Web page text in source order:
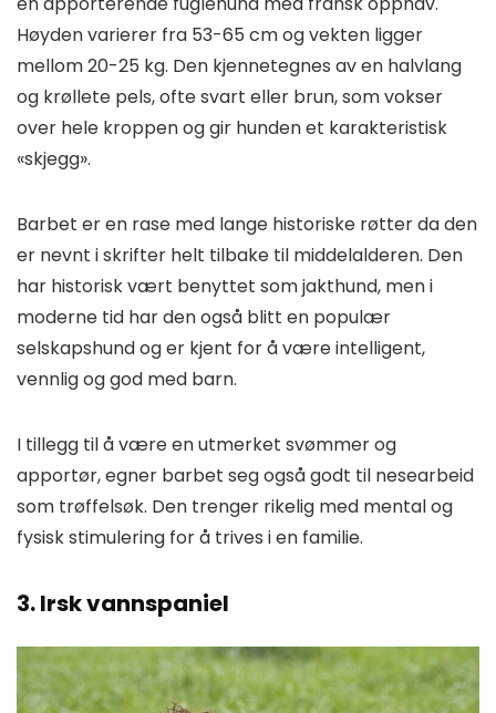
Høyden varierer fra 53-65 cm og vekten ligger
mellom 20-25 kg. Den kjennetegnes av en halvlang
og krøllete pels, ofte svart eller brun, som vokser
over hele kroppen og gir hunden et karakteristisk
«skjegg».
Barbet er en rase med lange historiske røtter da den
er nevnt i skrifter helt tilbake til middelalderen. Den
har historisk vært benyttet som jakthund, men i
moderne tid har den også blitt en populær
selskapshund og er kjent for å være intelligent,
vennlig og god med barn.
I tillegg til å være en utmerket svømmer og
apportør, egner barbet seg også godt til nesearbeid
som trøffelsøk. Den trenger rikelig med mental og
fysisk stimulering for å trives i en familie.
3. Irsk vannspaniel